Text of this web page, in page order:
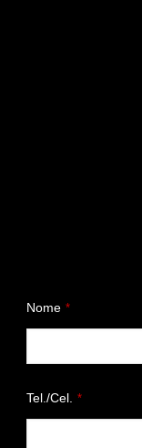
Nome *
Tel./Cel. *